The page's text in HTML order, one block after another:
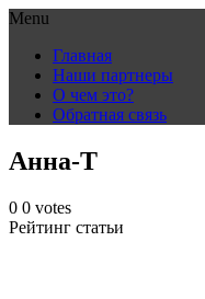
Menu
content
Главная
Наши партнеры
О чем это?
Обратная связь
Анна-Т
0 0 votes
Рейтинг статьи